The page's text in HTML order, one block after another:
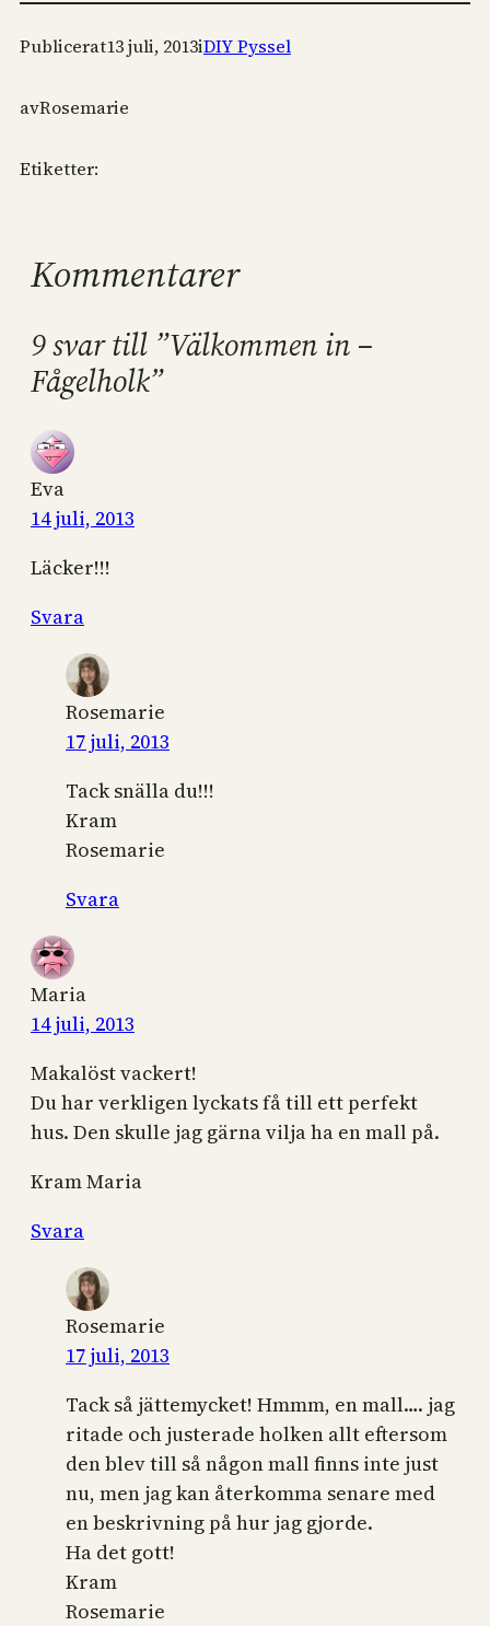
Publicerat13 juli, 2013iDIY Pyssel
avRosemarie
Etiketter:
Kommentarer
9 svar till ”Välkommen in –
Fågelholk”
Eva
14 juli, 2013
Läcker!!!
Svara
Rosemarie
17 juli, 2013
Tack snälla du!!!
Kram
Rosemarie
Svara
Maria
14 juli, 2013
Makalöst vackert!
Du har verkligen lyckats få till ett perfekt
hus. Den skulle jag gärna vilja ha en mall på.
Kram Maria
Svara
Rosemarie
17 juli, 2013
Tack så jättemycket! Hmmm, en mall…. jag
ritade och justerade holken allt eftersom
den blev till så någon mall finns inte just
nu, men jag kan återkomma senare med
en beskrivning på hur jag gjorde.
Ha det gott!
Kram
Rosemarie